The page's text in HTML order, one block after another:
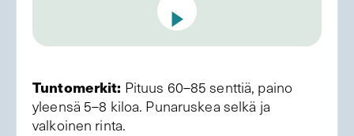
Tuntomerkit: Pituus 60–85 senttiä, paino
yleensä 5–8 kiloa. Punaruskea selkä ja
valkoinen rinta.